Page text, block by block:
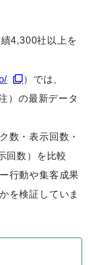
4,300社以上を
）では、
）の最新データ
数・表示回数・
回数）を比較
行動や集客成果
を検証していま